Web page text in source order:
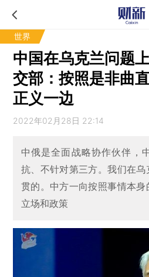
世界
中国在乌克兰问题
交部：按照是非曲
正义一边
2022年02月28日 22:14
中俄是全面战略协作伙伴，
抗、不针对第三方。我们在
贯的。中方一向按照事情本
立场和政策